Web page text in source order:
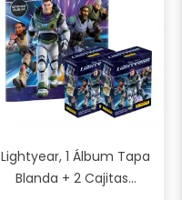
Lightyear, 1 Álbum Tapa
Blanda + 2 Cajitas...